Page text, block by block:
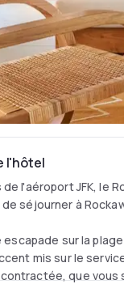
l'hôtel
l'aéroport JFK, le
séjourner à
sur la
mis sur le
que vous